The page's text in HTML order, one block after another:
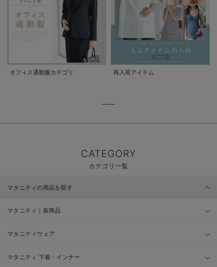
オフィス通勤服カテゴリ 再入荷アイテム
CATEGORY
カテゴリ一覧
マタニティの商品を探す
マタニティ｜新商品
マタニティウェア
マタニティ 下着・インナー